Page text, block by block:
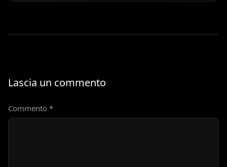
Lascia un commento
Commento *